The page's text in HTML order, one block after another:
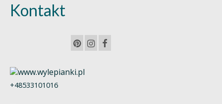
Kontakt
+48533101016